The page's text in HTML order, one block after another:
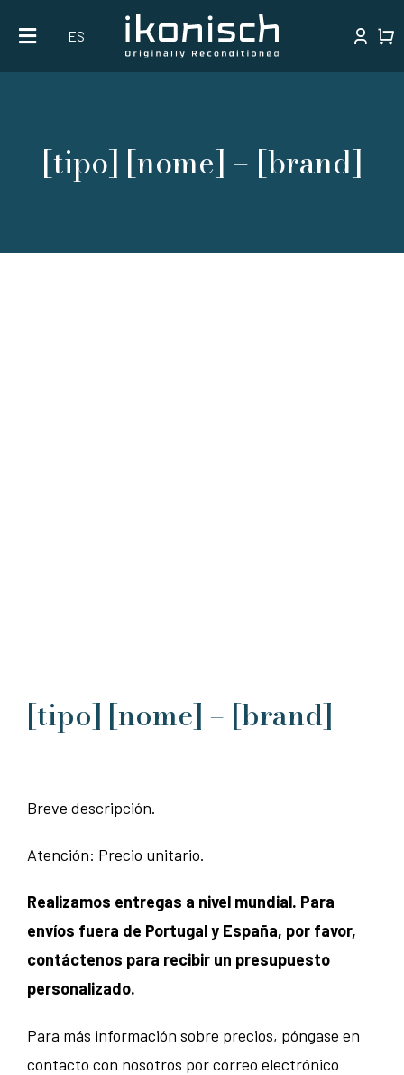
content
ES
[tipo] [nome] – [brand]
[tipo] [nome] – [brand]
Breve descripción.
Atención: Precio unitario.
Realizamos entregas a nivel mundial. Para
envíos fuera de Portugal y España, por favor,
contáctenos para recibir un presupuesto
personalizado.
Para más información sobre precios, póngase en
contacto con nosotros por correo electrónico